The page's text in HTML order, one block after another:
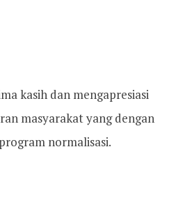
kasih dan mengapresiasi
masyarakat yang dengan
normalisasi.